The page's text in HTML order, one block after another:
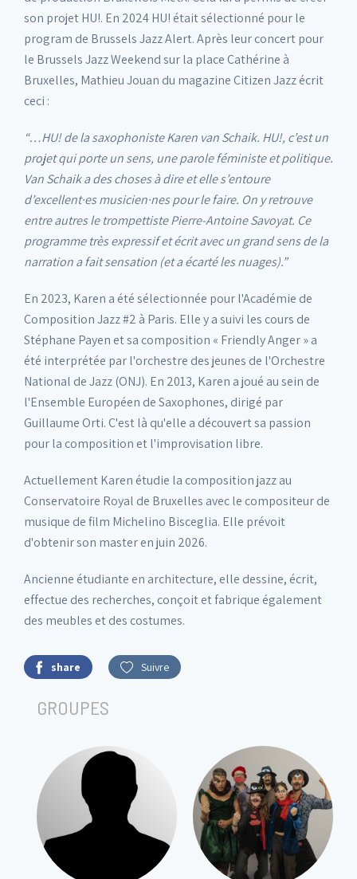
son projet HU!. En 2024 HU! était sélectionné pour le
program de Brussels Jazz Alert. Après leur concert pour
le Brussels Jazz Weekend sur la place Cathérine à
Bruxelles, Mathieu Jouan du magazine Citizen Jazz écrit
ceci :
“…HU! de la saxophoniste Karen van Schaik. HU!, c’est un
projet qui porte un sens, une parole féministe et politique.
Van Schaik a des choses à dire et elle s’entoure
d’excellent·es musicien·nes pour le faire. On y retrouve
entre autres le trompettiste Pierre-Antoine Savoyat. Ce
programme très expressif et écrit avec un grand sens de la
narration a fait sensation (et a écarté les nuages).”
En 2023, Karen a été sélectionnée pour l'Académie de
Composition Jazz #2 à Paris. Elle y a suivi les cours de
Stéphane Payen et sa composition « Friendly Anger » a
été interprétée par l'orchestre des jeunes de l'Orchestre
National de Jazz (ONJ). En 2013, Karen a joué au sein de
l'Ensemble Européen de Saxophones, dirigé par
Guillaume Orti. C'est là qu'elle a découvert sa passion
pour la composition et l'improvisation libre.
Actuellement Karen étudie la composition jazz au
Conservatoire Royal de Bruxelles avec le compositeur de
musique de film Michelino Bisceglia. Elle prévoit
d'obtenir son master en juin 2026.
Ancienne étudiante en architecture, elle dessine, écrit,
effectue des recherches, conçoit et fabrique également
des meubles et des costumes.
share Suivre
GROUPES